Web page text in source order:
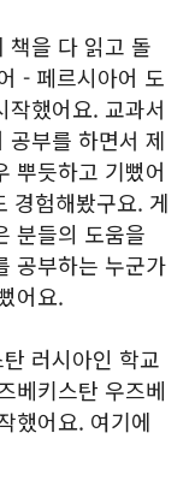
책을 다 읽고 돌
- 페르시아어 도
했어요. 교과서
공부를 하면서 제
뿌듯하고 기뻤어
경험해봤구요. 게
분들의 도움을
공부하는 누군가
어요.
러시아인 학교
베키스탄 우즈베
했어요. 여기에